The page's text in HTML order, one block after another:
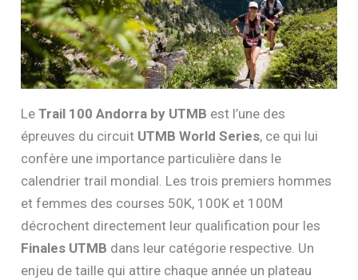
LeTrail 100 Andorra by UTMB est l’une des
épreuves du circuit UTMB World Series, ce qui lui
confère une importance particulière dans le
calendrier trail mondial. Les trois premiers hommes
et femmes des courses 50K, 100K et 100M
décrochent directement leur qualification pour les
Finales UTMB dans leur catégorie respective. Un
enjeu de taille qui attire chaque année un plateau